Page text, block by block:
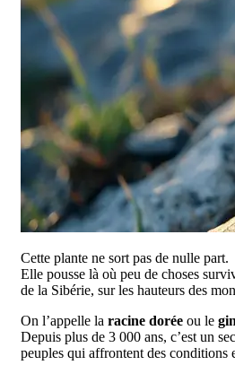
Cette plante ne sort pas de nulle part.
Elle pousse là où peu de choses
de la Sibérie, sur les hauteurs des
On l’appelle la racine dorée ou le
Depuis plus de 3 000 ans, c’est un
peuples qui affrontent des conditions